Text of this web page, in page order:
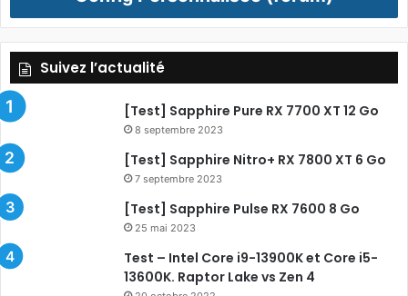
Suivez l’actualité
[Test] Sapphire Pure RX 7700 XT 12 Go
8 septembre 2023
[Test] Sapphire Nitro+ RX 7800 XT 6 Go
7 septembre 2023
[Test] Sapphire Pulse RX 7600 8 Go
25 mai 2023
Test – Intel Core i9-13900K et Core i5-
13600K. Raptor Lake vs Zen 4